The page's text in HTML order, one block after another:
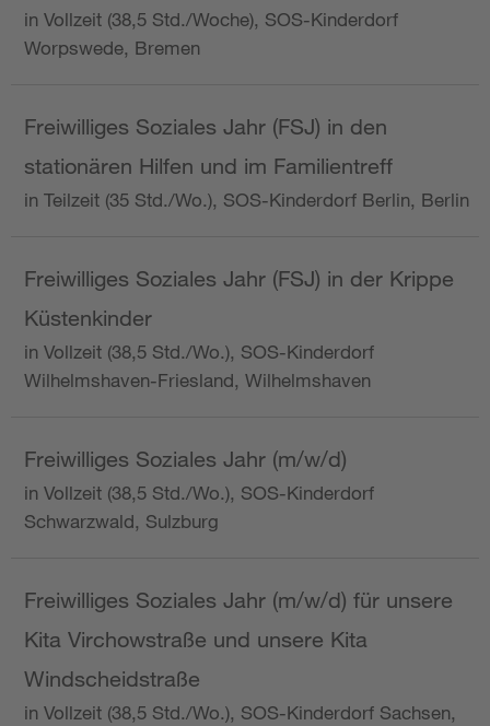
in Vollzeit (38,5 Std./Woche), SOS-Kinderdorf
Worpswede, Bremen
Freiwilliges Soziales Jahr (FSJ) in den
stationären Hilfen und im Familientreff
in Teilzeit (35 Std./Wo.), SOS-Kinderdorf Berlin, Berlin
Freiwilliges Soziales Jahr (FSJ) in der Krippe
Küstenkinder
in Vollzeit (38,5 Std./Wo.), SOS-Kinderdorf
Wilhelmshaven-Friesland, Wilhelmshaven
Freiwilliges Soziales Jahr (m/w/d)
in Vollzeit (38,5 Std./Wo.), SOS-Kinderdorf
Schwarzwald, Sulzburg
Freiwilliges Soziales Jahr (m/w/d) für unsere
Kita Virchowstraße und unsere Kita
Windscheidstraße
in Vollzeit (38,5 Std./Wo.), SOS-Kinderdorf Sachsen,